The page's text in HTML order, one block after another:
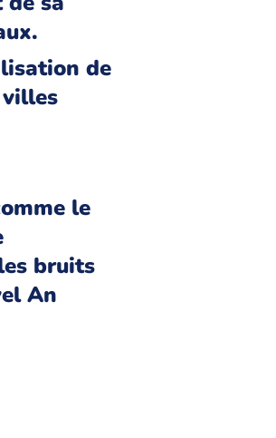
de
le
bruits
An